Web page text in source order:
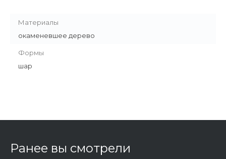
Материалы
окаменевшее дерево
Формы
шар
Ранее вы смотрели